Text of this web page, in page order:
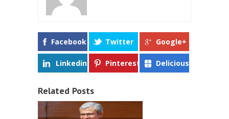
Facebook Twitter Google+
Linkedin Pinterest Delicious
Related Posts